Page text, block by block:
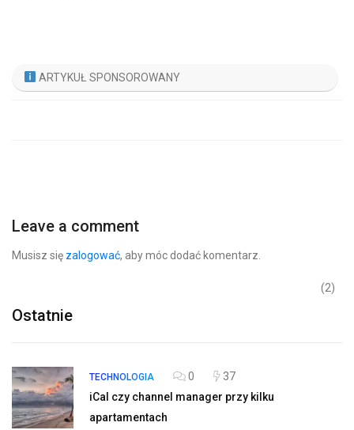
ARTYKUŁ SPONSOROWANY
Leave a comment
Musisz się zalogować, aby móc dodać komentarz.
Ostatnie
TECHNOLOGIA 0
37
iCal czy channel manager przy kilku
apartamentach
(2)